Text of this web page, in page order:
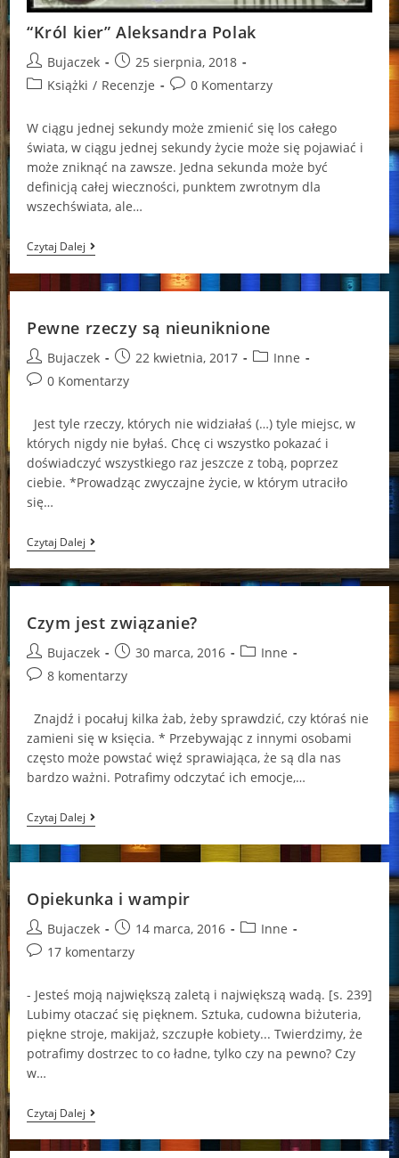
“Król kier” Aleksandra Polak
Post
author:
Bujaczek
Post
published:
25 sierpnia, 2018
PostKsiążki / Recenzje
Post0 Komentarzy
W ciągu jednej sekundy może zmienić się los całego
świata, w ciągu jednej sekundy życie może się pojawiać i
może zniknąć na zawsze. Jedna sekunda może być
definicją całej wieczności, punktem zwrotnym dla
wszechświata, ale…
Czytaj Dalej“Król
Kier”
Aleksandra
Polak
Pewne rzeczy są nieuniknione
Post
author:
Bujaczek
Post
published:
22 kwietnia, 2017
PostInne
Post0 Komentarzy
Jest tyle rzeczy, których nie widziałaś (…) tyle miejsc, w
których nigdy nie byłaś. Chcę ci wszystko pokazać i
doświadczyć wszystkiego raz jeszcze z tobą, poprzez
ciebie. *Prowadząc zwyczajne życie, w którym utraciło
się…
Czytaj DalejPewne
Rzeczy
Są
Nieuniknione
Czym jest związanie?
Post
author:
Bujaczek
Post
published:
30 marca, 2016
PostInne
Post8 komentarzy
Znajdź i pocałuj kilka żab, żeby sprawdzić, czy któraś nie
zamieni się w księcia. * Przebywając z innymi osobami
często może powstać więź sprawiająca, że są dla nas
bardzo ważni. Potrafimy odczytać ich emocje,…
Czytaj DalejCzym
Jest
Związanie?
Opiekunka i wampir
Post
author:
Bujaczek
Post
published:
14 marca, 2016
PostInne
Post17 komentarzy
- Jesteś moją największą zaletą i największą wadą. [s. 239]
Lubimy otaczać się pięknem. Sztuka, cudowna biżuteria,
piękne stroje, makijaż, szczupłe kobiety... Twierdzimy, że
potrafimy dostrzec to co ładne, tylko czy na pewno? Czy
w…
Czytaj DalejOpiekunka
I
Wampir